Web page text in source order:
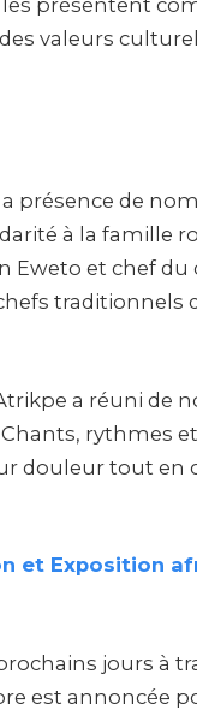
valeurs
présence de
à la famille
Eweto et chef du
traditionnels
a réuni de
rythmes
douleur tout en
et Exposition
jours à
est annoncée